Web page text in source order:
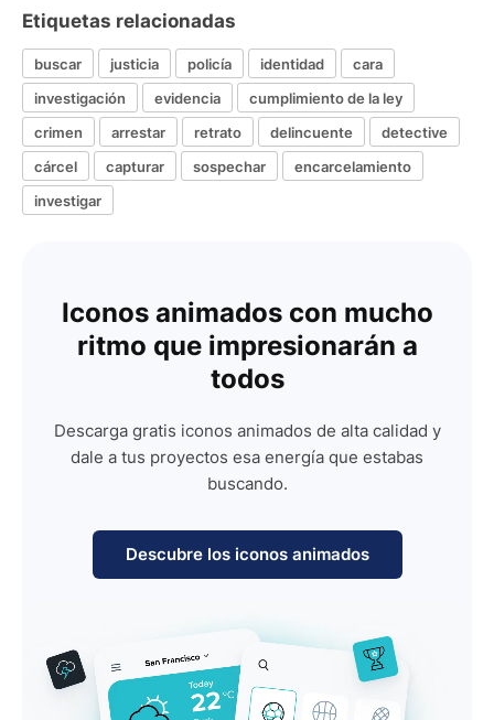
Etiquetas relacionadas
buscar justicia policía identidad
cara
investigación
evidencia
cumplimiento de la ley
crimen
arrestar retrato delincuente
detective
cárcel
capturar sospechar
encarcelamiento
investigar
Iconos animados con mucho
ritmo que impresionarán a
todos
Descarga gratis iconos animados de alta calidad y
dale a tus proyectos esa energía que estabas
buscando.
Descubre los iconos animados